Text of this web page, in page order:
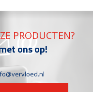
PRODUCTEN?
ons op!